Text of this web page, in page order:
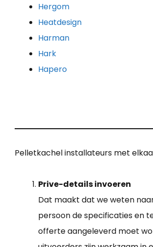
Hergom
Heatdesign
Harman
Hark
Hapero
Pelletkachel installateurs met
Prive-details invoeren
Dat maakt dat we weten
persoon de specificaties en
offerte aangeleverd moet